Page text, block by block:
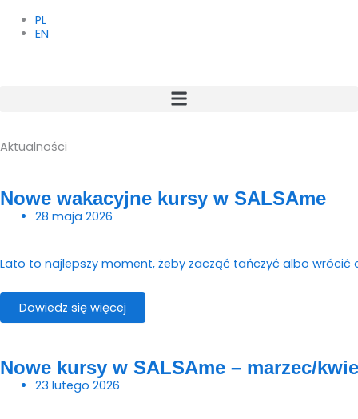
treści
PL
EN
Aktualności
Nowe wakacyjne kursy w SALSAme
28 maja 2026
Lato to najlepszy moment, żeby zacząć tańczyć albo wrócić
Dowiedz się więcej
Nowe kursy w SALSAme – marzec/
23 lutego 2026